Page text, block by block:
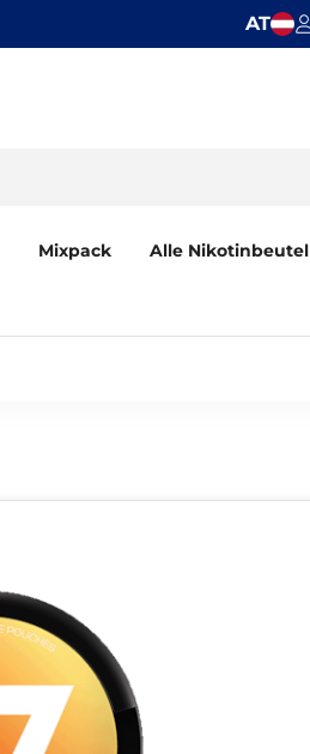
AT
Mixpack
Alle Nikotinbeutel